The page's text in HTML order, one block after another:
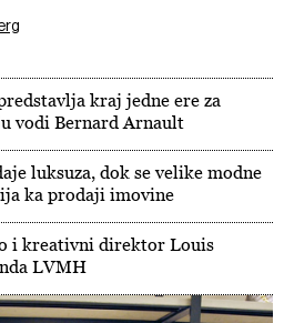
kraj jedne ere za
vodi Bernard Arnault
luksuza, dok se velike modne
ka prodaji imovine
i kreativni direktor Louis
LVMH